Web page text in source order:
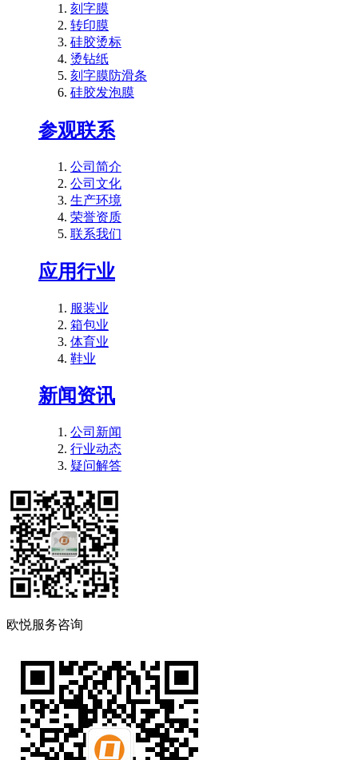
刻字膜
转印膜
硅胶烫标
烫钻纸
刻字膜防滑条
硅胶发泡膜
参观联系
公司简介
公司文化
生产环境
荣誉资质
联系我们
应用行业
服装业
箱包业
体育业
鞋业
新闻资讯
公司新闻
行业动态
疑问解答
欧悦服务咨询